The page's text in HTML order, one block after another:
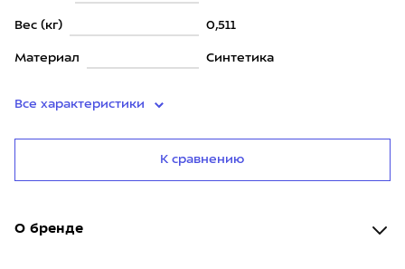
Вес (кг) 0,511
Материал Синтетика
Все характеристики
К сравнению
О бренде